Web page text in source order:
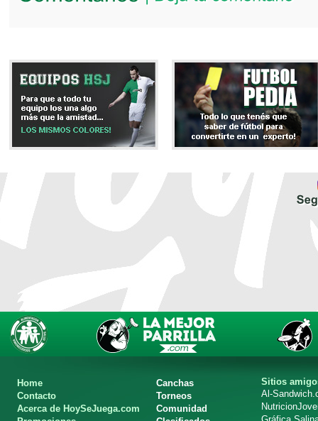
Home
Contacto
Acerca de HoySeJuega.com
Canchas
Torneos
Comunidad
Sitios
Al-